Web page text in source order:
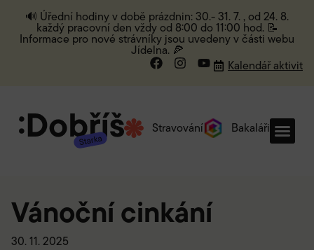
🔊 Úřední hodiny v době prázdnin: 30.- 31. 7. , od 24. 8.
každý pracovní den vždy od 8:00 do 11:00 hod. 📝
Informace pro nové strávníky jsou uvedeny v části webu
Jídelna. 🍕
Kalendář aktivit
Stravování Bakaláři
Vánoční cinkání
30. 11. 2025